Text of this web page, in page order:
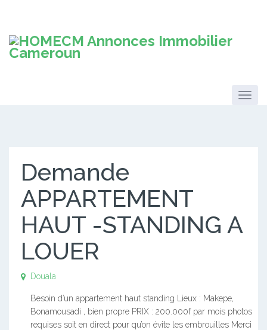
Demande
APPARTEMENT
HAUT -STANDING A
LOUER
Douala
Besoin d’un appartement haut standing Lieux : Makepe,
Bonamousadi , bien propre PRIX : 200.000f par mois photos
requises soit en direct pour qu’on évite les embrouilles Merci